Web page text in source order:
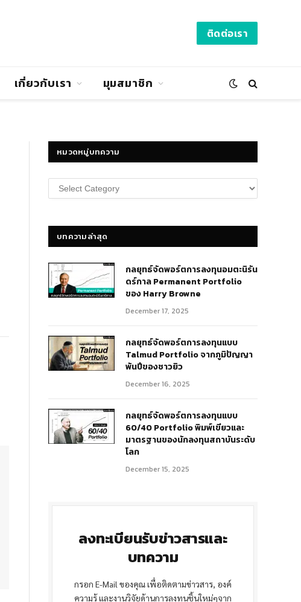
ติดต่อเรา
เกี่ยวกับเรา มุมสมาชิก
หมวดหมู่บทความ
หมวด
หมู่
บทความล่าสุด
กลยุทธ์​จัดพอร์ตการลงทุนอมตะนิรัน
ดร์กาล Permanent Portfolio
ของ Harry Browne
December 17, 2025
กลยุทธ์จัดพอร์ตการลงทุนแบบ
Talmud Portfolio จากภูมิปัญญา
พันปีของชาวยิว
December 16, 2025
กลยุทธ์จัดพอร์ตการลงทุนแบบ
60/40 Portfolio พิมพ์เขียวและ
มาตรฐานของนักลงทุนสถาบันระดับ
โลก
December 15, 2025
ลงทะเบียนรับข่าวสารและ
บทความ
กรอก E-Mail ของคุณ เพื่อติดตามข่าวสาร, องค์
ความรู้ และงานวิจัยด้านการลงทุนชิ้นใหม่ๆจาก